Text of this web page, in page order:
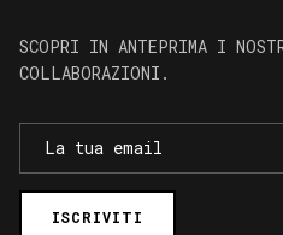
SCOPRI IN ANTEPRIMA I
COLLABORAZIONI.
ISCRIVITI